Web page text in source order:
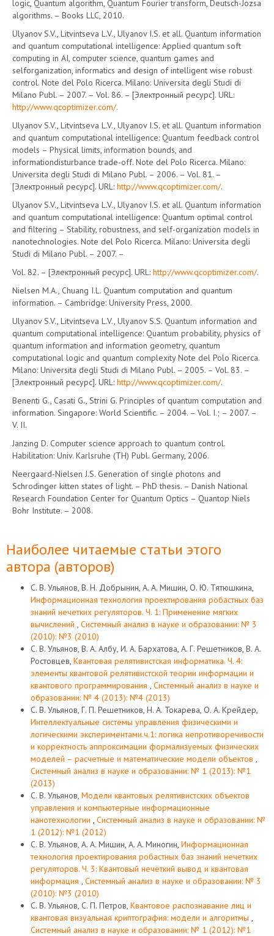
logic, Quantum algorithm, Quantum Fourier transform, Deutsch-Jozsa
algorithms. – Books LLC, 2010.
Ulyanov S.V., Litvintseva L.V., Ulyanov I.S. et all. Quantum information
and quantum computational intelligence: Applied quantum soft
computing in AI, computer science, quantum games and
selforganization, informatics and design of intelligent wise robust
control. Note del Polo Ricerca. Milano: Universita degli Studi di
Milano Publ. – 2007. – Vol. 86. – [Электронный ресурс]. URL:
http://www.qcoptimizer.com/.
Ulyanov S.V., Litvintseva L.V., Ulyanov I.S. et all. Quantum information
and quantum computational intelligence: Quantum feedback control
models – Physical limits, information bounds, and
informationdisturbance trade-off. Note del Polo Ricerca. Milano:
Universita degli Studi di Milano Publ. – 2006. – Vol. 81. –
[Электронный ресурс]. URL: http://www.qcoptimizer.com/.
Ulyanov S.V., Litvintseva L.V., Ulyanov I.S. et all. Quantum information
and quantum computational intelligence: Quantum optimal control
and filtering – Stability, robustness, and self-organization models in
nanotechnologies. Note del Polo Ricerca. Milano: Universita degli
Studi di Milano Publ. – 2007. –
Vol. 82. – [Электронный ресурс]. URL: http://www.qcoptimizer.com/.
Nielsen M.A., Chuang I.L. Quantum computation and quantum
information. – Cambridge: University Press, 2000.
Ulyanov S.V., Litvintseva L.V., Ulyanov S.S. Quantum information and
quantum computational intelligence: Quantum probability, physics of
quantum information and information geometry, quantum
computational logic and quantum complexity Note del Polo Ricerca.
Milano: Universita degli Studi di Milano Publ. – 2005. – Vol. 83. –
[Электронный ресурс]. URL: http://www.qcoptimizer.com/.
Benenti G., Casati G., Strini G. Principles of quantum computation and
information. Singapore: World Scientific. – 2004. – Vol. I.; – 2007. –
V. II.
Janzing D. Computer science approach to quantum control.
Habilitation: Univ. Karlsruhe (TH) Publ. Germany, 2006.
Neergaard-Nielsen J.S. Generation of single photons and
Schrodinger kitten states of light. – PhD thesis. – Danish National
Research Foundation Center for Quantum Optics – Quantop Niels
Bohr Institute. – 2008.
Наиболее читаемые статьи этого
автора (авторов)
С. В. Ульянов, В. Н. Добрынин, А. А. Мишин, О. Ю. Тятюшкина,
Информационная технология проектирования робастных баз
знаний нечетких регуляторов. Ч. 1: Применение мягких
вычислений , Системный анализ в науке и образовании: № 3
(2010): №3 (2010)
С. В. Ульянов, В. А. Албу, И. А. Бархатова, А. Г. Решетников, В. А.
Ростовцев, Квантовая релятивистская информатика. Ч. 4:
элементы квантовой релятивистской теории информации и
квантового программирования , Системный анализ в науке и
образовании: № 4 (2013): №4 (2013)
С. В. Ульянов, Г. П. Решетников, Н. А. Токарева, О. А. Крейдер,
Интеллектуальные системы управления физическими и
логическими экспериментами.ч.1: логика непротиворечивости
и корректность аппроксимации формализуемых физических
моделей – расчетные и математические модели объектов ,
Системный анализ в науке и образовании: № 1 (2013): №1
(2013)
С. В. Ульянов, Модели квантовых релятивистских объектов
управления и компьютерные информационные
нанотехнологии , Системный анализ в науке и образовании: №
1 (2012): №1 (2012)
С. В. Ульянов, А. А. Мишин, А. А. Миногин, Информационная
технология проектирования робастных баз знаний нечетких
регуляторов. Ч. 3: Квантовый нечёткий вывод и квантовая
информация , Системный анализ в науке и образовании: № 3
(2010): №3 (2010)
С. В. Ульянов, С. П. Петров, Квантовое распознавание лиц и
квантовая визуальная криптография: модели и алгоритмы ,
Системный анализ в науке и образовании: № 1 (2012): №1